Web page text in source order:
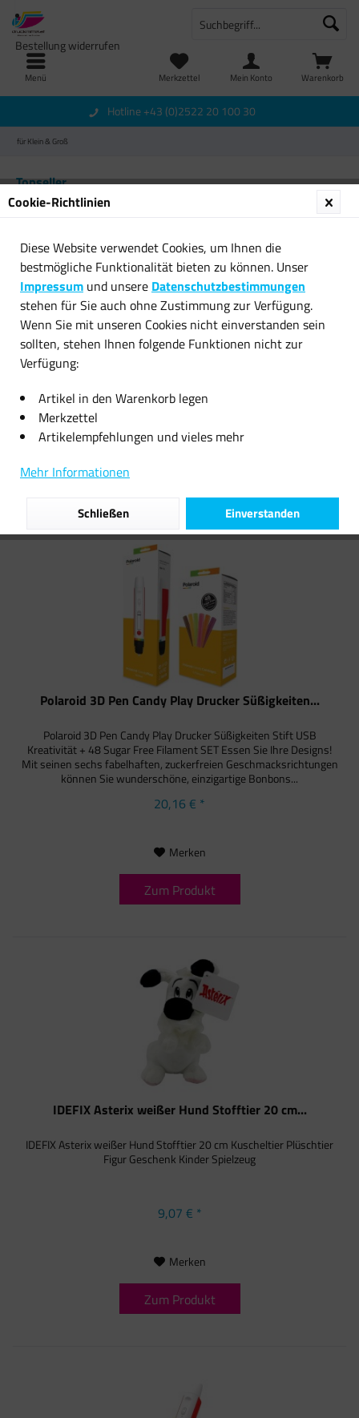
Menü Warenkorb
Merkzettel
Bestellung widerrufen
Mein Konto
Hotline +43 (0)2522 20 100 30
für Klein & Groß
Topseller
Polaroid 3D Pen Candy Play
Drucker Süßigkeiten...
20,16 € *
IDEFIX Asterix weißer Hund
Filtern
Polaroid 3D Pen Candy Play Drucker Süßigkeiten...
Polaroid 3D Pen Candy Play Drucker Süßigkeiten Stift USB
Kreativität + 48 Sugar Free Filament SET Essen Sie Ihre Designs!
Mit seinen sechs fabelhaften, zuckerfreien Geschmacksrichtungen
können Sie wunderschöne, einzigartige Bonbons...
20,16 € *
Merken
Zum Produkt
IDEFIX Asterix weißer Hund Stofftier 20 cm...
IDEFIX Asterix weißer Hund Stofftier 20 cm Kuscheltier Plüschtier
Figur Geschenk Kinder Spielzeug
9,07 € *
Merken
Zum Produkt
Cookie-Richtlinien
Diese Website verwendet Cookies, um Ihnen die
bestmögliche Funktionalität bieten zu können. Unser
Impressum und unsere Datenschutzbestimmungen
stehen für Sie auch ohne Zustimmung zur Verfügung.
Wenn Sie mit unseren Cookies nicht einverstanden sein
sollten, stehen Ihnen folgende Funktionen nicht zur
Verfügung:
Artikel in den Warenkorb legen
Merkzettel
Artikelempfehlungen und vieles mehr
Mehr Informationen
Einverstanden
Schließen